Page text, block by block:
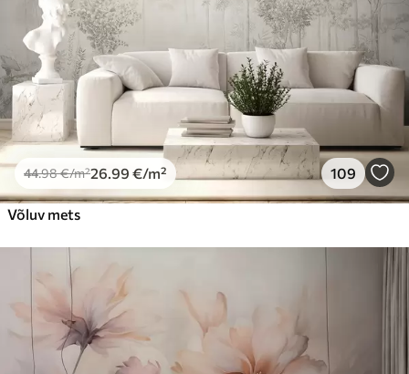
Peel and Stick
81 .67 49.00€/m²
44.98€/m²26 .99 €/m² 109
Võluv mets